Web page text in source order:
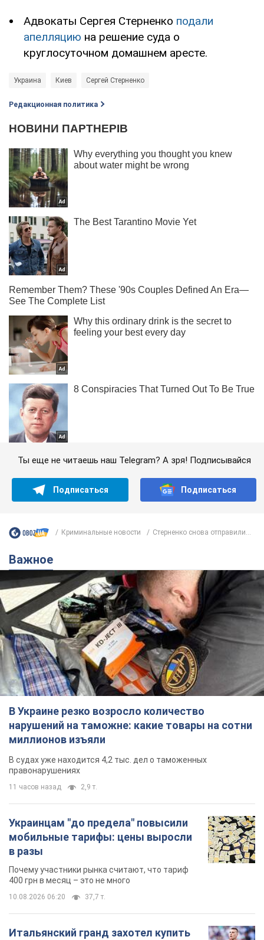
Адвокаты Сергея Стерненко подали
апелляцию на решение суда о
круглосуточном домашнем аресте.
Украина Киев Сергей Стерненко
Редакционная политика
Ты еще не читаешь наш Telegram? А зря! Подписывайся
Подписаться Подписаться
Криминальные новости Стерненко снова отправили...
Важное
В Украине резко возросло количество
нарушений на таможне: какие товары на сотни
миллионов изъяли
В судах уже находится 4,2 тыс. дел о таможенных
правонарушениях
11 часов назад 2,9 т.
Украинцам "до предела" повысили
мобильные тарифы: цены выросли
в разы
Почему участники рынка считают, что тариф
400 грн в месяц – это не много
10.08.2026 06:20 37,7 т.
Итальянский гранд захотел купить